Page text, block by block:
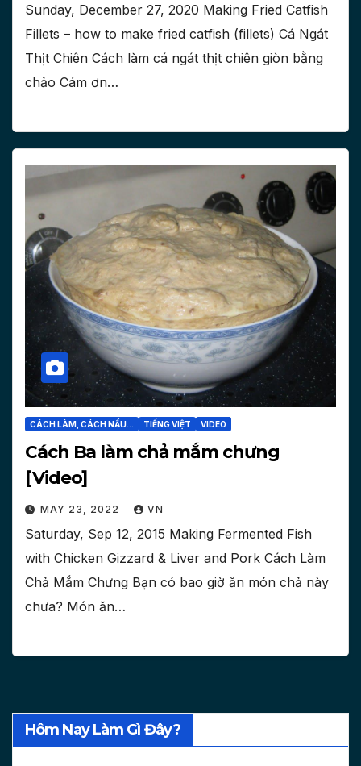
Sunday, December 27, 2020 Making Fried Catfish
Fillets – how to make fried catfish (fillets) Cá Ngát
Thịt Chiên Cách làm cá ngát thịt chiên giòn bằng
chảo Cám ơn…
CÁCH LÀM, CÁCH NẤU... TIẾNG VIỆT VIDEO
Cách Ba làm chả mắm chưng
[Video]
MAY 23, 2022 VN
Saturday, Sep 12, 2015 Making Fermented Fish
with Chicken Gizzard & Liver and Pork Cách Làm
Chả Mắm Chưng Bạn có bao giờ ăn món chả này
chưa? Món ăn…
Hôm Nay Làm Gì Đây?